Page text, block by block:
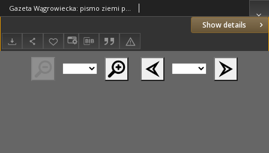
Show details
Gazeta Wągrowiecka: pismo ziemi pałuckiej 1936.11.20 R.16 Nr271